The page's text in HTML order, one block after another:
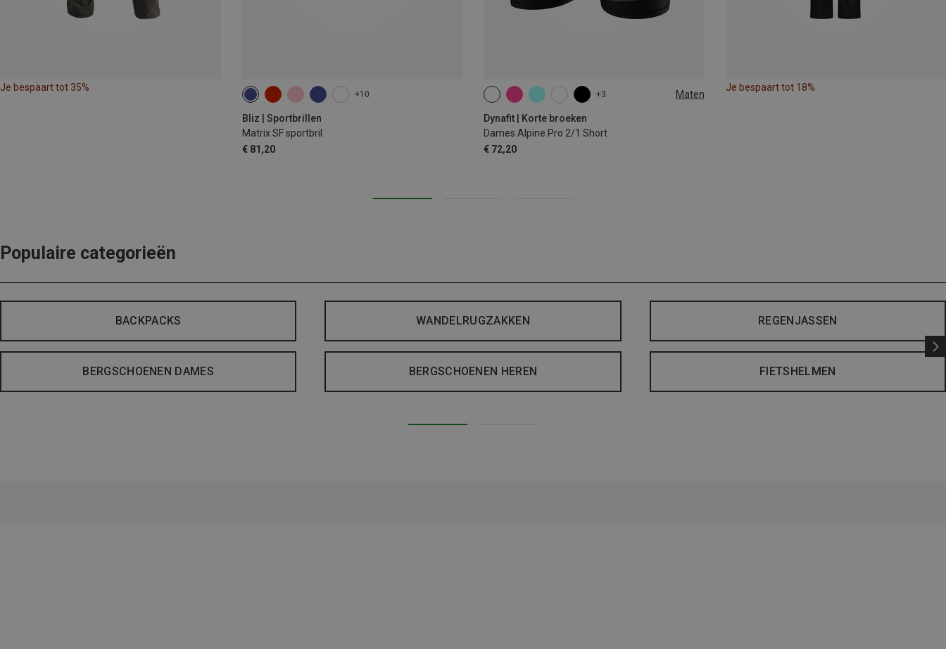
Je bespaart tot 35%
+10
Bliz | Sportbrillen
Matrix SF sportbril
€ 81,20
+3 Maten
Dynafit | Korte broeken
Dames Alpine Pro 2/1 Short
€ 72,20
XS S M XL
Je bespaart tot 18%
Populaire categorieën
BACKPACKS WANDELRUGZAKKEN REGENJASSEN
BERGSCHOENEN DAMES BERGSCHOENEN HEREN FIETSHELMEN